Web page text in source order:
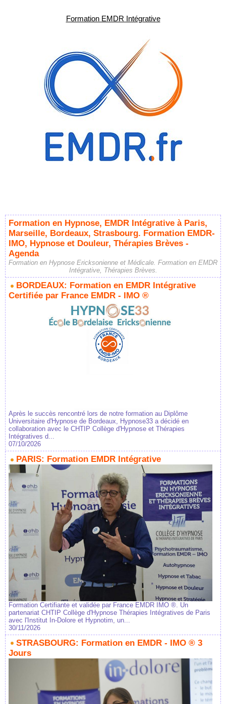
Formation EMDR Intégrative
Formation en Hypnose, EMDR Intégrative à Paris,
Marseille, Bordeaux, Strasbourg. Formation EMDR-
IMO, Hypnose et Douleur, Thérapies Brèves -
Agenda
Formation en Hypnose Ericksonienne et Médicale. Formation en EMDR
Intégrative, Thérapies Brèves.
BORDEAUX: Formation en EMDR Intégrative
Certifiée par France EMDR - IMO ®
Après le succès rencontré lors de notre formation au Diplôme
Universitaire d'Hypnose de Bordeaux, Hypnose33 a décidé en
collaboration avec le CHTIP Collège d'Hypnose et Thérapies
Intégratives d...
07/10/2026
PARIS: Formation EMDR Intégrative
Formation Certifiante et validée par France EMDR IMO ®. Un
partenariat CHTIP Collège d'Hypnose Thérapies Intégratives de Paris
avec l'Institut In-Dolore et Hypnotim, un...
30/11/2026
STRASBOURG: Formation en EMDR - IMO ® 3
Jours